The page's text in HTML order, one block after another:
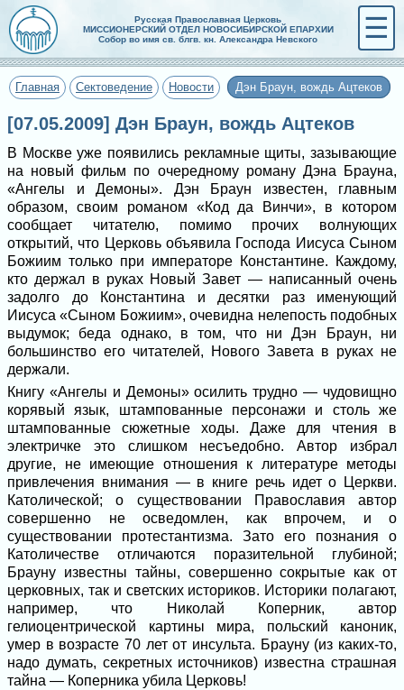
Русская Православная Церковь
МИССИОНЕРСКИЙ ОТДЕЛ НОВОСИБИРСКОЙ ЕПАРХИИ
Собор во имя св. блгв. кн. Александра Невского
☰
Главная Сектоведение Новости Дэн Браун, вождь Ацтеков
[07.05.2009] Дэн Браун, вождь Ацтеков
В Москве уже появились рекламные щиты, зазывающие
на новый фильм по очередному роману Дэна Брауна,
«Ангелы и Демоны». Дэн Браун известен, главным
образом, своим романом «Код да Винчи», в котором
сообщает читателю, помимо прочих волнующих
открытий, что Церковь объявила Господа Иисуса Сыном
Божиим только при императоре Константине. Каждому,
кто держал в руках Новый Завет — написанный очень
задолго до Константина и десятки раз именующий
Иисуса «Сыном Божиим», очевидна нелепость подобных
выдумок; беда однако, в том, что ни Дэн Браун, ни
большинство его читателей, Нового Завета в руках не
держали.
Книгу «Ангелы и Демоны» осилить трудно — чудовищно
корявый язык, штампованные персонажи и столь же
штампованные сюжетные ходы. Даже для чтения в
электричке это слишком несъедобно. Автор избрал
другие, не имеющие отношения к литературе методы
привлечения внимания — в книге речь идет о Церкви.
Католической; о существовании Православия автор
совершенно не осведомлен, как впрочем, и о
существовании протестантизма. Зато его познания о
Католичестве отличаются поразительной глубиной;
Брауну известны тайны, совершенно сокрытые как от
церковных, так и светских историков. Историки полагают,
например, что Николай Коперник, автор
гелиоцентрической картины мира, польский каноник,
умер в возрасте 70 лет от инсульта. Брауну (из каких-то,
надо думать, секретных источников) известна страшная
тайна — Коперника убила Церковь!